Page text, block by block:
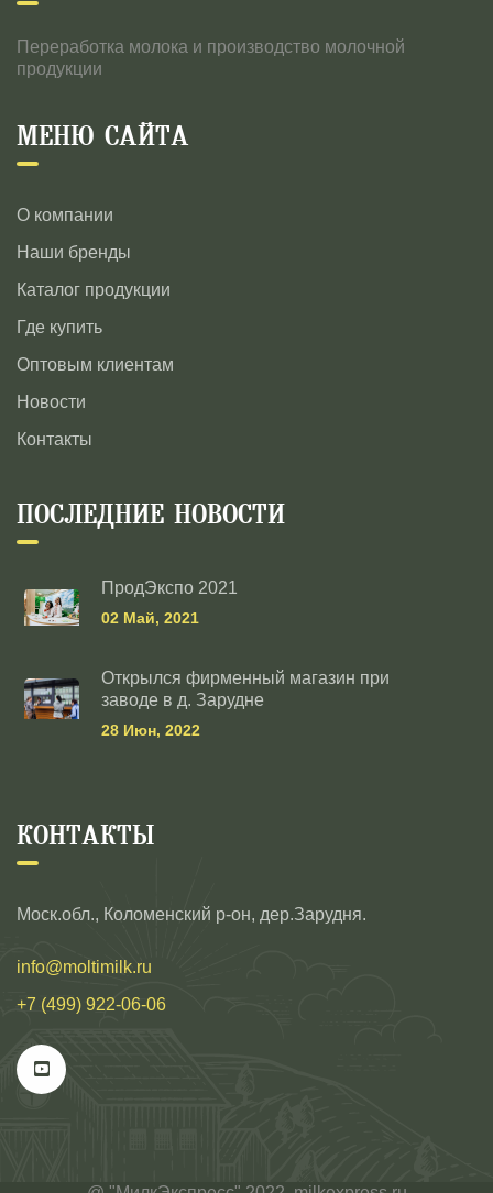
Переработка молока и производство молочной
продукции
МЕНЮ САЙТА
О компании
Наши бренды
Каталог продукции
Где купить
Оптовым клиентам
Новости
Контакты
ПОСЛЕДНИЕ НОВОСТИ
ПродЭкспо 2021
02 Май, 2021
Открылся фирменный магазин при
заводе в д. Зарудне
28 Июн, 2022
КОНТАКТЫ
Моск.обл., Коломенский р-он, дер.Зарудня.
info@moltimilk.ru
+7 (499) 922-06-06